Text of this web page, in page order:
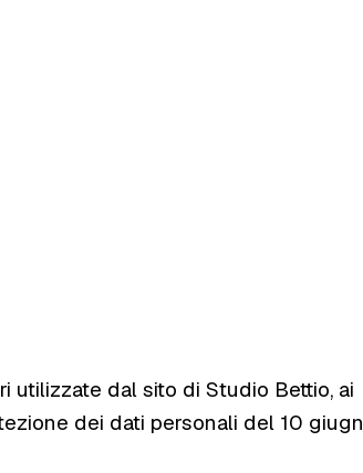
utilizzate dal sito di Studio Bettio, ai
dei dati personali del 10